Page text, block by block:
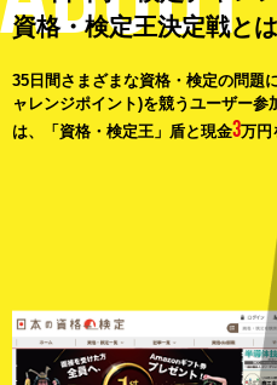
資格・検定王決定戦とは
35日間さまざまな資格・検定の問題
ャレンジポイント)を競うユーザー
は、「資格・検定王」盾と現金3万円